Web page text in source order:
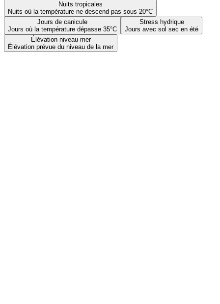
Nuits tropicales
Nuits où la température ne descend pas sous 20°C
Jours de canicule
Jours où la température dépasse 35°C
Stress hydrique
Jours avec sol sec en été
Élévation niveau mer
Élévation prévue du niveau de la mer